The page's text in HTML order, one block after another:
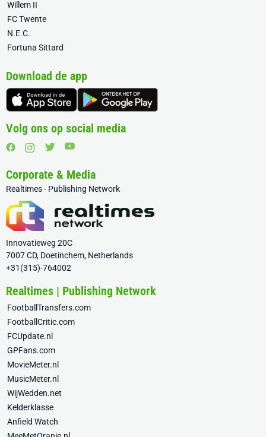
Willem II
FC Twente
N.E.C.
Fortuna Sittard
Download de app
Volg ons op social media
Corporate & Media
Realtimes - Publishing Network
Innovatieweg 20C
7007 CD, Doetinchem, Netherlands
+31(315)-764002
Realtimes | Publishing Network
FootballTransfers.com
FootballCritic.com
FCUpdate.nl
GPFans.com
MovieMeter.nl
MusicMeter.nl
WijWedden.net
Kelderklasse
Anfield Watch